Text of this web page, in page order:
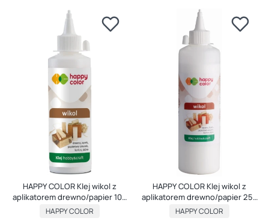
HAPPY COLOR Klej wikol z
aplikatorem drewno/papier 100
ml
PRODUCENT
HAPPY COLOR
HAPPY COLOR Klej wikol z
aplikatorem drewno/papier 250
ml
PRODUCENT
HAPPY COLOR